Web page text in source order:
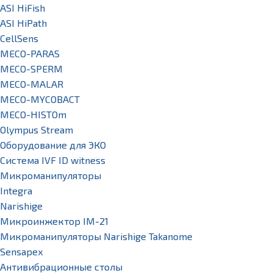
ASI HiFish
ASI HiPath
CellSens
MECO-PARAS
MECO-SPERM
MECO-MALAR
MECO-MYCOBACT
MECO-HISTOm
Olympus Stream
Оборудование для ЭКО
Система IVF ID witness
Микроманипуляторы
Integra
Narishige
Микроинжектор IM-21
Микроманипуляторы Narishige Takanome
Sensapex
Антивибрационные столы